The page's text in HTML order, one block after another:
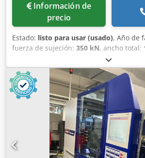
Información de
precio
Estado: listo para usar (usado), Año de
fuerza de sujeción: 350 kN, ancho total:
5.200 kg
producto (máx.):1.300 mm, Máquina
inyección vertical fabricada en 2016.
tiene un peso de 5200 kg y una altura de
mm. La máquina está equipada con un
seguridad que garantiza la seguridad
obtener una capacidad de moldeo por
calidad, considere la máquina Battenfeld
tenemos a la venta. Póngase en
obtener más detalles. Dsdpfx Ajztdwwof